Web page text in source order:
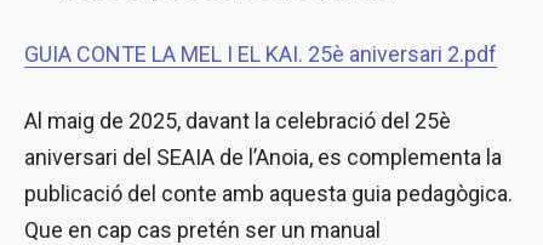
GUIA CONTE LA MEL I EL KAI. 25è aniversari 2.pdf
Al maig de 2025, davant la celebració del 25è
aniversari del SEAIA de l’Anoia, es complementa la
publicació del conte amb aquesta guia pedagògica.
Que en cap cas pretén ser un manual